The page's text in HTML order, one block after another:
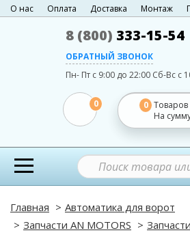
О нас Оплата Доставка Монтаж
8 (800) 333-15-54
ОБРАТНЫЙ ЗВОНОК
Пн- Пт с 9:00 до 22:00 Сб-Вс с
0 0 Товаров
На
Главная
Автоматика для ворот
Запчасти AN MOTORS